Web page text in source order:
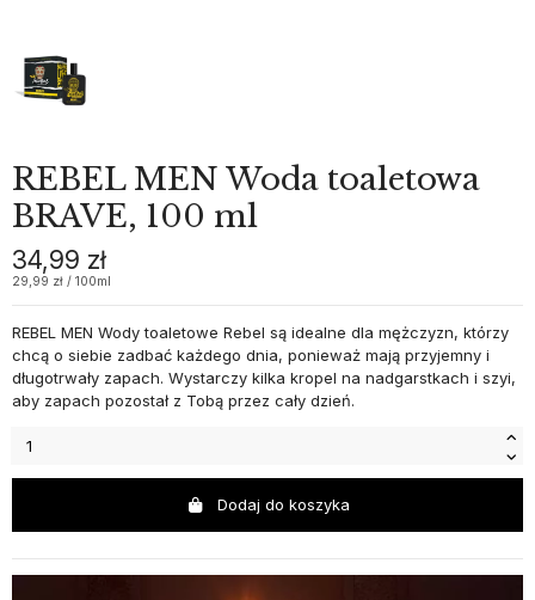
REBEL MEN Woda toaletowa
BRAVE, 100 ml
34,99 zł
29,99 zł / 100ml
REBEL MEN Wody toaletowe Rebel są idealne dla mężczyzn, którzy
chcą o siebie zadbać każdego dnia, ponieważ mają przyjemny i
długotrwały zapach. Wystarczy kilka kropel na nadgarstkach i szyi,
aby zapach pozostał z Tobą przez cały dzień.
Dodaj do koszyka